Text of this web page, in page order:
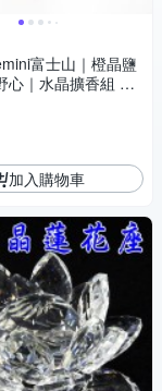
富士山｜橙晶鹽
心｜水晶擴香組 精
加入購物車